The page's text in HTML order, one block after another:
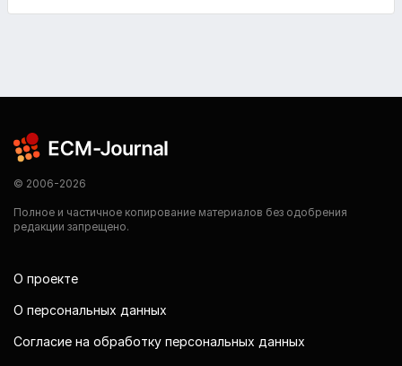
© 2006-2026
Полное и частичное копирование материалов без одобрения
редакции запрещено.
О проекте
О персональных данных
Согласие на обработку персональных данных